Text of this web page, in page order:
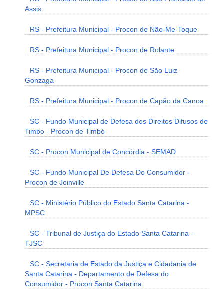
Assis
RS - Prefeitura Municipal - Procon de Não-Me-Toque
RS - Prefeitura Municipal - Procon de Rolante
RS - Prefeitura Municipal - Procon de São Luiz
Gonzaga
RS - Prefeitura Municipal - Procon de Capão da Canoa
SC - Fundo Municipal de Defesa dos Direitos Difusos de
Timbo - Procon de Timbó
SC - Procon Municipal de Concórdia - SEMAD
SC - Fundo Municipal De Defesa Do Consumidor -
Procon de Joinville
SC - Ministério Público do Estado Santa Catarina -
MPSC
SC - Tribunal de Justiça do Estado Santa Catarina -
TJSC
SC - Secretaria de Estado da Justiça e Cidadania de
Santa Catarina - Departamento de Defesa do
Consumidor - Procon Santa Catarina